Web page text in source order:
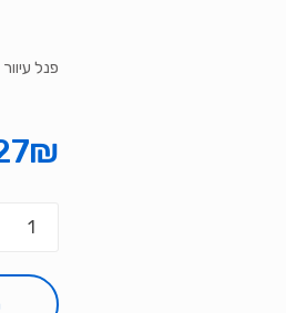
פנל עיוור 19 1U
₪
כמות
פנל
עיוור